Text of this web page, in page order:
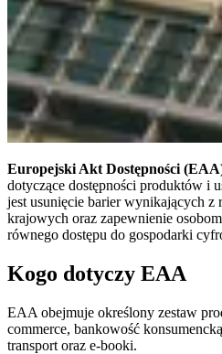
Europejski Akt Dostępności
dotyczące dostępności produktów i
jest usunięcie barier wynikających z
krajowych oraz zapewnienie
równego dostępu do gospodarki
Kogo dotyczy EAA
EAA obejmuje określony zestaw
commerce, bankowość
transport oraz e-booki.